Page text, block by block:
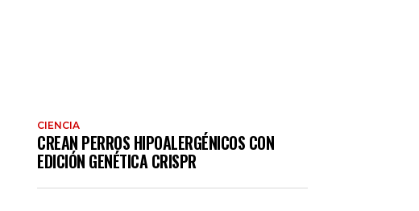
CIENCIA
CREAN PERROS HIPOALERGÉNICOS CON
EDICIÓN GENÉTICA CRISPR